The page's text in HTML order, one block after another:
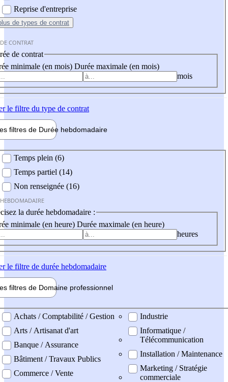
Reprise d'entreprise
de types de contrat
CONTRAT
de contrat
minimale (en mois) Durée maximale (en mois)
mois
le filtre du type de contrat
filtres de Durée hebdomadaire
Temps plein (6)
Temps partiel (14)
Non renseignée (16)
la durée hebdomadaire :
minimale (en heure) Durée maximale (en heure)
heures
le filtre de durée hebdomadaire
filtres de Domaine professionnel
professionel
Achats / Comptabilité / Gestion
Arts / Artisanat d'art
Banque / Assurance
Bâtiment / Travaux Publics
Commerce / Vente
Industrie
Informatique /
Télécommunication
Installation / Maintenance
Marketing / Stratégie
commerciale